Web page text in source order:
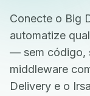
Conecte o Big
automatize
— sem código,
middleware
Delivery e o